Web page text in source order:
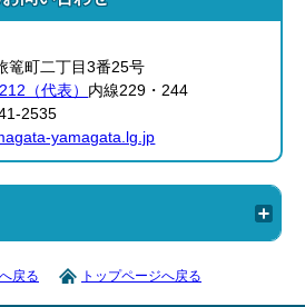
町二丁目3番25号
（代表） 内線229・244
2535
yamagata.lg.jp
戻る トップページへ戻る